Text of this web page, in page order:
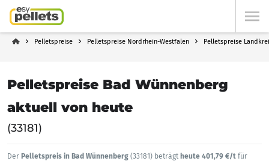
Pelletspreise Pelletspreise Nordrhein-Westfalen Pelletspreise
Pelletspreise Bad Wünnenberg
aktuell von heute
(33181)
Der Pelletspreis in Bad Wünnenberg (33181) beträgt heute 401,79 €/t für